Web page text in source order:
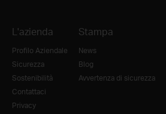
L'azienda
Profilo Aziendale
Sicurezza
Sostenibilità
Contattaci
Privacy
Stampa
News
Blog
Avvertenza di sicurezza